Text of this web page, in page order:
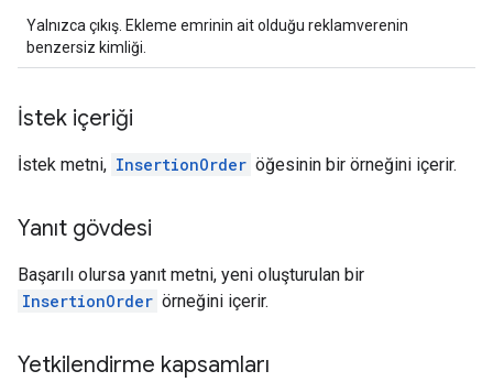
Yalnızca çıkış. Ekleme emrinin ait olduğu reklamverenin
benzersiz kimliği.
İstek içeriği
İstek metni, InsertionOrder öğesinin bir örneğini içerir.
Yanıt gövdesi
Başarılı olursa yanıt metni, yeni oluşturulan bir
InsertionOrder örneğini içerir.
Yetkilendirme kapsamları